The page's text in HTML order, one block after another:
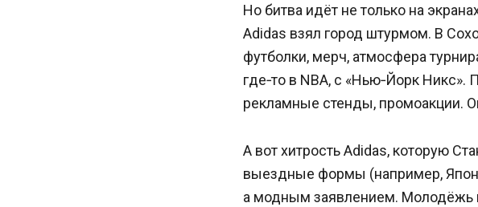
Но битва идёт не только на
Adidas взял город штурмом. В
футболки, мерч, атмосфера
где‑то в NBA, с «Нью‑Йорк Никс».
рекламные стенды, промоакции.
А вот хитрость Adidas, которую
выездные формы (например,
а модным заявлением. Молодёжь